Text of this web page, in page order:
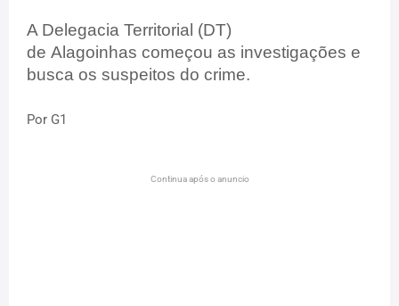
A Delegacia Territorial (DT)
de Alagoinhas começou as investigações e
busca os suspeitos do crime.
Por G1
Continua após o anuncio